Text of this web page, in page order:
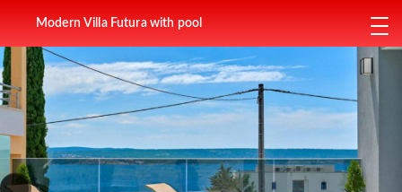
Modern Villa Futura with pool